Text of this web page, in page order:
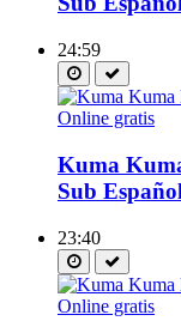
24:59
Kuma
Sub
23:40